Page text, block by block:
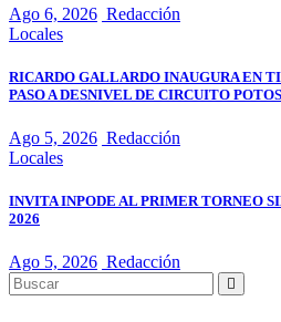
Ago 6, 2026 Redacción
Locales
RICARDO GALLARDO INAUGURA EN
PASO A DESNIVEL DE CIRCUITO
Ago 5, 2026 Redacción
Locales
INVITA INPODE AL PRIMER TORNEO
2026
Ago 5, 2026 Redacción